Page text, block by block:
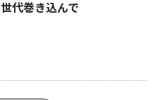
代巻き込んで